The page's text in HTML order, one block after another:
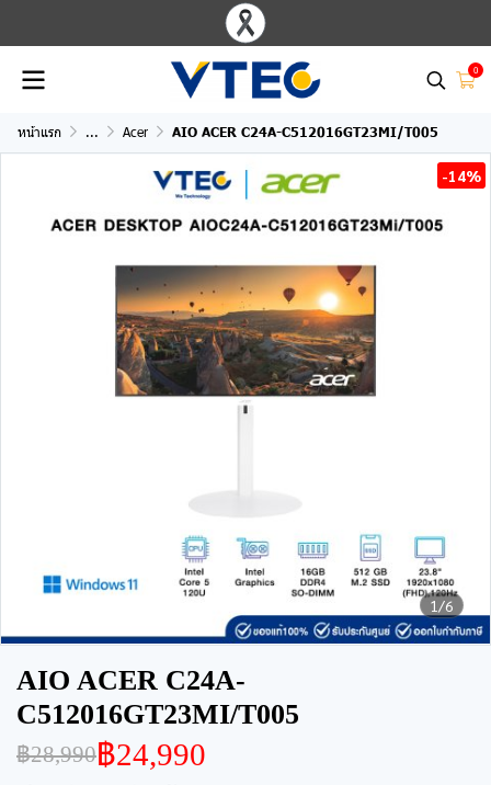
0
หน้าแรก ... Acer AIO ACER C24A-C512016GT23MI/T005
1/6
-14%
AIO ACER C24A-
C512016GT23MI/T005
฿28,990฿24,990